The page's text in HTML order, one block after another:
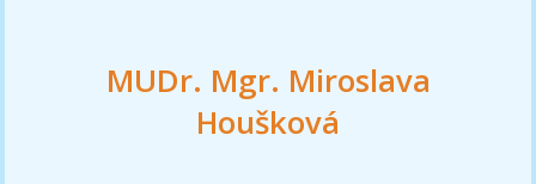
MUDr. Mgr. Miroslava
Houšková